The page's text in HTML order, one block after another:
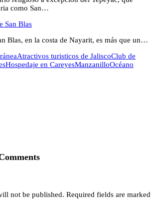
como San…
San Blas
Blas, en la costa de Nayarit, es más que un…
Atractivos turisticos de JaliscoClub de
Hospedaje en CareyesManzanilloOcéano
not be published. Required fields are marked